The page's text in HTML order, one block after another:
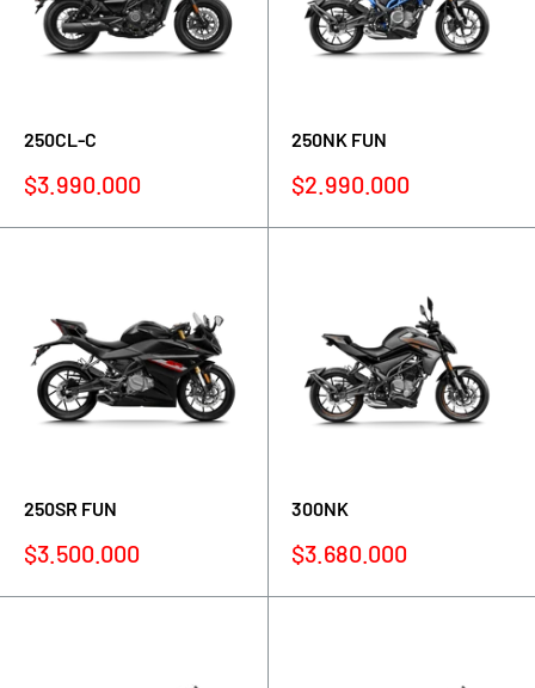
250CL-C
Precio
venta
$3.990.000
250NK FUN
Precio
venta
$2.990.000
250SR FUN
Precio
venta
$3.500.000
300NK
Precio
venta
$3.680.000